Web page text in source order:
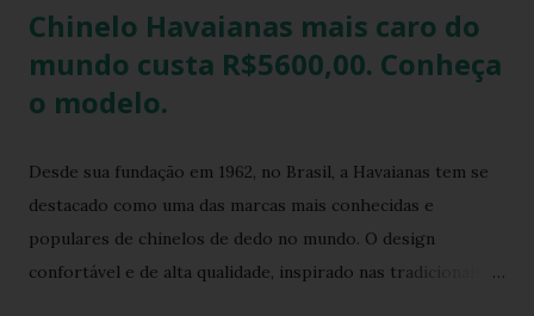
Chinelo Havaianas mais caro do
mundo custa R$5600,00. Conheça
o modelo.
Desde sua fundação em 1962, no Brasil, a Havaianas tem se
destacado como uma das marcas mais conhecidas e
populares de chinelos de dedo no mundo. O design
confortável e de alta qualidade, inspirado nas tradicionais